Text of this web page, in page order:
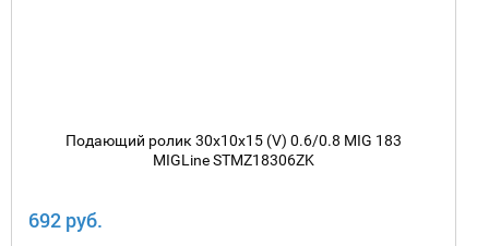
Подающий ролик 30х10х15 (V) 0.6/0.8 MIG 183
MIGLine STMZ18306ZK
692 руб.